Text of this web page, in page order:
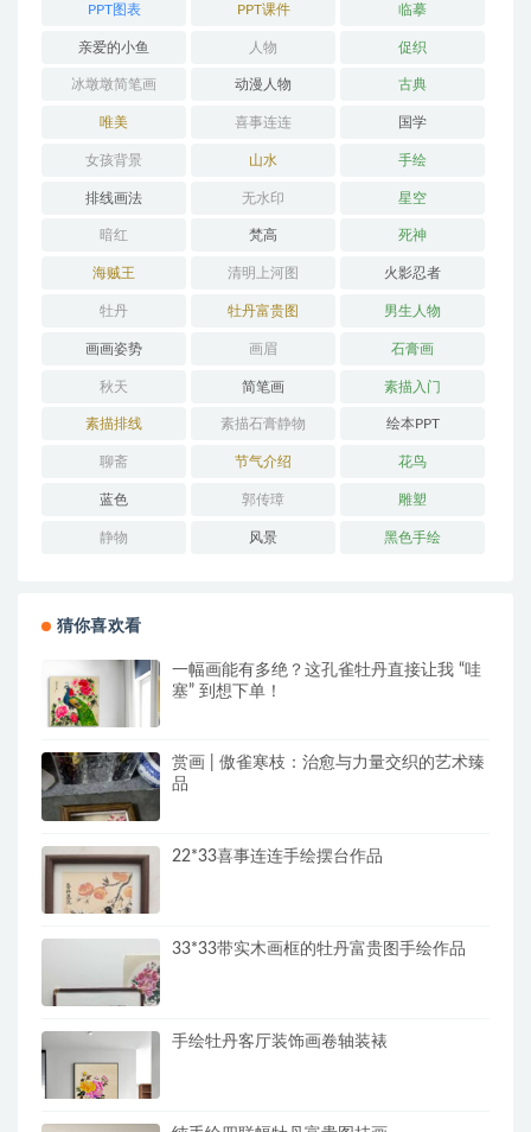
PPT图表 PPT课件 临摹
亲爱的小鱼 人物 促织
冰墩墩简笔画 动漫人物 古典
唯美 喜事连连 国学
女孩背景 山水 手绘
排线画法 无水印 星空
暗红 梵高 死神
海贼王 清明上河图 火影忍者
牡丹 牡丹富贵图 男生人物
画画姿势 画眉 石膏画
秋天 简笔画 素描入门
素描排线 素描石膏静物 绘本PPT
聊斋 节气介绍 花鸟
蓝色 郭传璋 雕塑
静物 风景 黑色手绘
猜你喜欢看
一幅画能有多绝？这孔雀牡丹直接让我 “哇
塞” 到想下单！
赏画 | 傲雀寒枝：治愈与力量交织的艺术臻
品
22*33喜事连连手绘摆台作品
33*33带实木画框的牡丹富贵图手绘作品
手绘牡丹客厅装饰画卷轴装裱